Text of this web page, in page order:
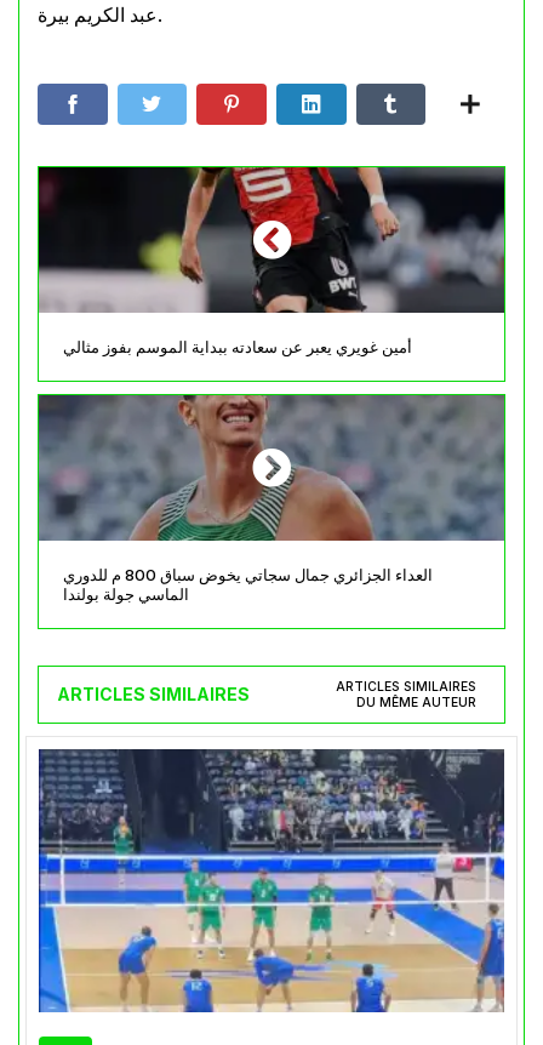
عبد الكريم بيرة.
أمين غويري يعبر عن سعادته ببداية الموسم بفوز مثالي
العداء الجزائري جمال سجاتي يخوض سباق 800 م للدوري
الماسي جولة بولندا
ARTICLES SIMILAIRES
ARTICLES SIMILAIRES
DU MÊME AUTEUR